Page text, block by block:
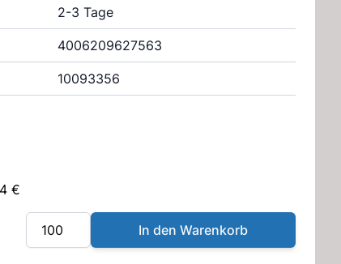
2-3 Tage
4006209627563
10093356
€
Menge
In den Warenkorb